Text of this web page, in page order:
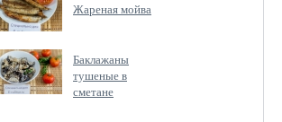
Жареная мойва
Баклажаны
тушеные в
сметане